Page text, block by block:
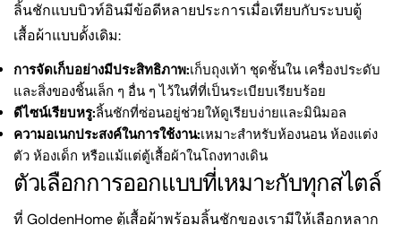
ลิ้นชักแบบบิวท์อินมีข้อดีหลายประการเมื่อเทียบกับระบบตู้
เสื้อผ้าแบบดั้งเดิม:
การจัดเก็บอย่างมีประสิทธิภาพ:เก็บถุงเท้า ชุดชั้นใน เครื่องประดับ
และสิ่งของชิ้นเล็ก ๆ อื่น ๆ ไว้ในที่ที่เป็นระเบียบเรียบร้อย
ดีไซน์เรียบหรู:ลิ้นชักที่ซ่อนอยู่ช่วยให้ดูเรียบง่ายและมินิมอล
ความอเนกประสงค์ในการใช้งาน:เหมาะสำหรับห้องนอน ห้องแต่ง
ตัว ห้องเด็ก หรือแม้แต่ตู้เสื้อผ้าในโถงทางเดิน
ตัวเลือกการออกแบบที่เหมาะกับทุกสไตล์
ที่ GoldenHome ตู้เสื้อผ้าพร้อมลิ้นชักของเรามีให้เลือกหลาก